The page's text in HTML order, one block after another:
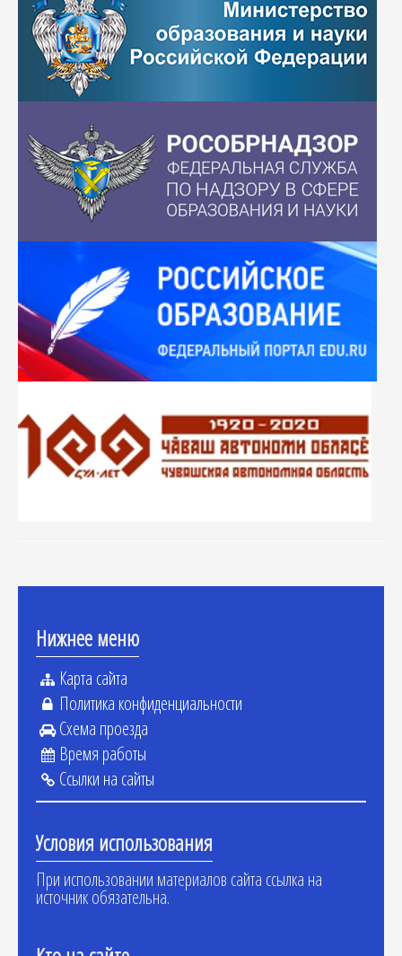
Нижнее меню
Карта сайта
Политика конфиденциальности
Схема проезда
Время работы
Ссылки на сайты
Условия использования
При использовании материалов сайта ссылка на
источник обязательна.